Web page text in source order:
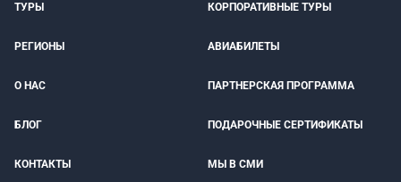
ТУРЫ КОРПОРАТИВНЫЕ ТУРЫ
РЕГИОНЫ АВИАБИЛЕТЫ
О НАС ПАРТНЕРСКАЯ ПРОГРАММА
БЛОГ ПОДАРОЧНЫЕ СЕРТИФИКАТЫ
КОНТАКТЫ МЫ В СМИ